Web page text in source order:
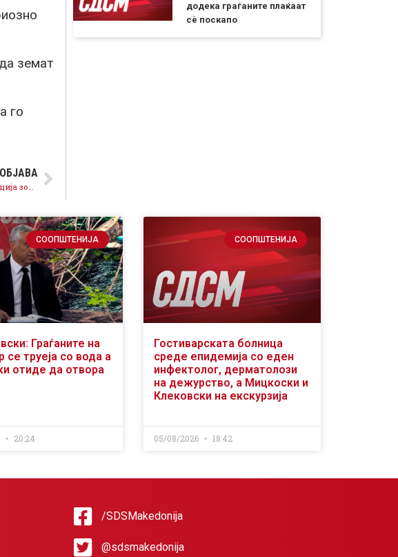
земат
го
додека граѓаните плаќаат
сѐ поскапо
СООПШТЕНИЈА
Граѓаните на
се труеја со вода а
отиде да отвора
20:24
СООПШТЕНИЈА
Гостиварската болница
среде епидемија со еден
инфектолог, дерматолози
на дежурство, а Мицкоски и
Клековски на екскурзија
05/08/2026 18:42
/SDSMakedonija
@sdsmakedonija